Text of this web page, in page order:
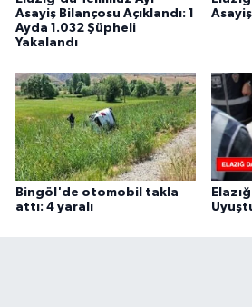
Asayiş Bilançosu Açıklandı: 1
Ayda 1.032 Şüpheli
Yakalandı
Bingöl'de otomobil takla
attı: 4 yaralı